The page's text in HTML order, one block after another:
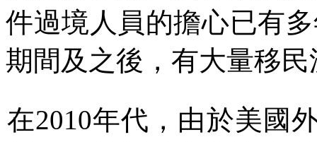
件過境人員的擔心已有
期間及之後，有大量移民
在2010年代，由於美國